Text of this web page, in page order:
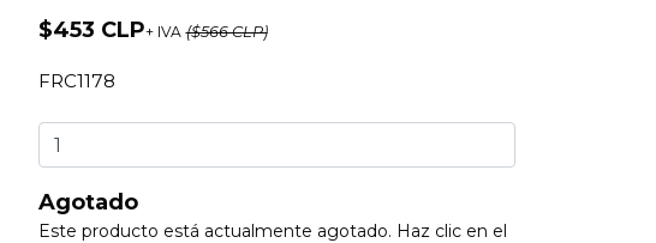
$453 CLP+ IVA ($566 CLP)
FRC1178
Agotado
Este producto está actualmente agotado. Haz clic en el